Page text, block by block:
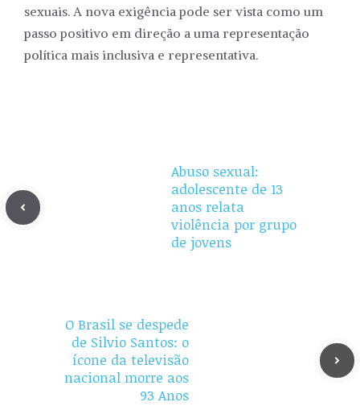
sexuais. A nova exigência pode ser vista como um
passo positivo em direção a uma representação
política mais inclusiva e representativa.
Abuso sexual:
adolescente de 13
anos relata
violência por grupo
de jovens
O Brasil se despede
de Silvio Santos: o
ícone da televisão
nacional morre aos
93 Anos